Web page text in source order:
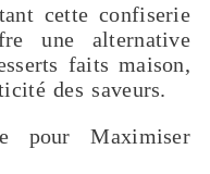
cette confiserie
une alternative
faits maison,
des saveurs.
pour Maximiser